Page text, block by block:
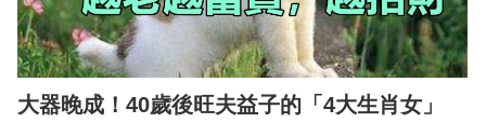
大器晚成！40歲後旺夫益子的「4大生肖女」